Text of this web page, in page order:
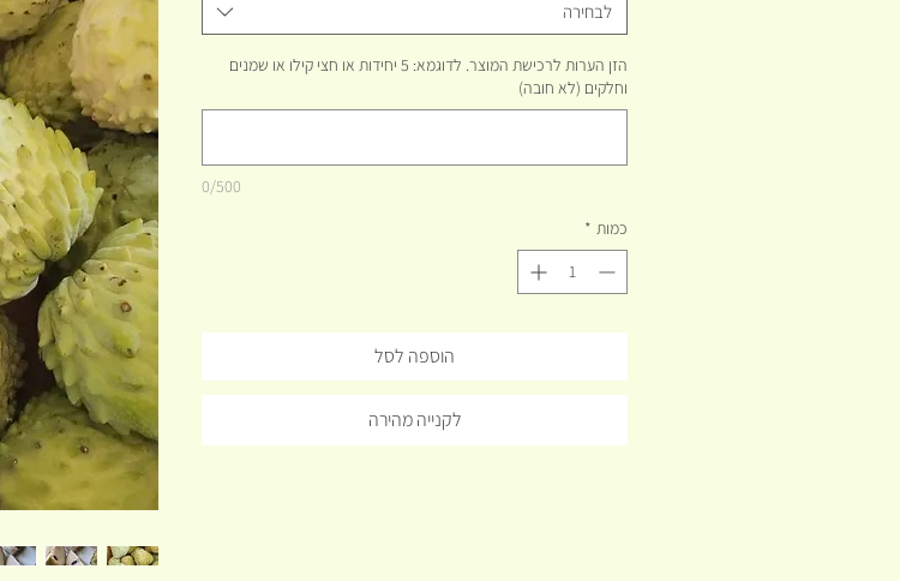
לבחירה
הזן הערות לרכישת המוצר. לדוגמא: 5 יחידות או חצי קילו או שמנים
וחלקים (לא חובה)
0/500
כמות *
הוספה לסל
לקנייה מהירה